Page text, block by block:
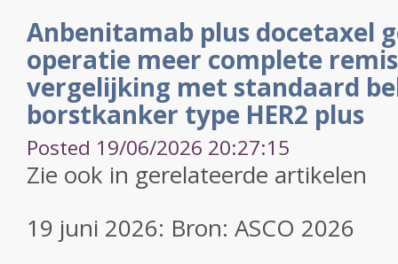
Anbenitamab plus docetaxel
operatie meer complete
vergelijking met standaard
borstkanker type HER2 plus
Posted 19/06/2026 20:27:15
Zie ook in gerelateerde artikelen
19 juni 2026: Bron: ASCO 2026